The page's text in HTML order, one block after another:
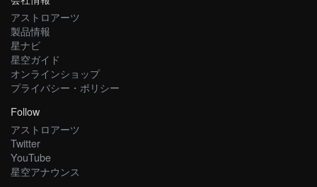
アストロアーツ
製品情報
星ナビ
星空ガイド
オンラインショップ
プライバシー・ポリシー
Follow
アストロアーツ
Twitter
YouTube
星空アナウンス